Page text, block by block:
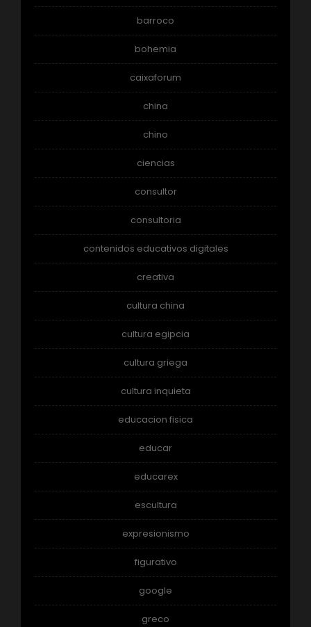
barroco
bohemia
caixaforum
china
chino
ciencias
consultor
consultoria
contenidos educativos digitales
creativa
cultura china
cultura egipcia
cultura griega
cultura inquieta
educacion fisica
educar
educarex
escultura
expresionismo
figurativo
google
greco